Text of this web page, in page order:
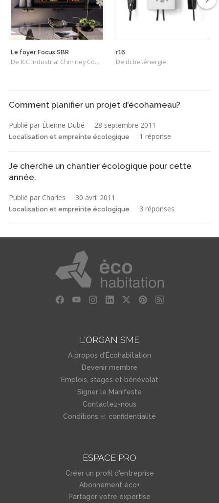
Le foyer Focus SBR
De ICC Industrial Chimney Company Inc.
r16
De dcbel.énergie
Comment planifier un projet d'écohameau?
Publié par Étienne Dubé 28 septembre 2011
Localisation et empreinte écologique 1 réponse
Je cherche un chantier écologique pour cette
année.
Publié par Charles 30 avril 2011
Localisation et empreinte écologique 3 réponses
L'ORGANISME
À propos d'Écohabitation
Devenir membre
Emplois, stages et bénévolat
Signer le Manifeste
Contactez-nous
Conditions et confidentialité
ESPACE PRO
Créer un profil d'entreprise
Abonnement éco+
Partager votre expertise